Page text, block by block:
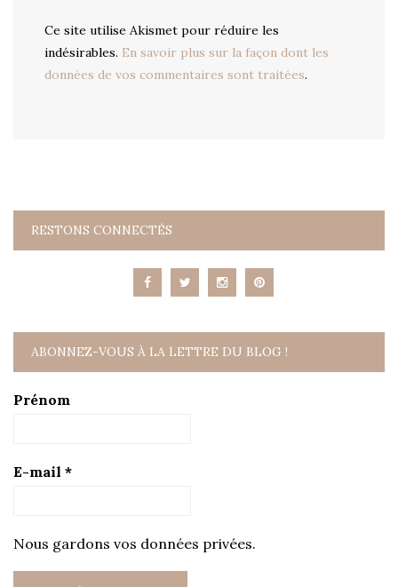
Ce site utilise Akismet pour réduire les
indésirables. En savoir plus sur la façon dont les
données de vos commentaires sont traitées.
RESTONS CONNECTÉS
ABONNEZ-VOUS À LA LETTRE DU BLOG !
Prénom
E-mail *
Nous gardons vos données privées.